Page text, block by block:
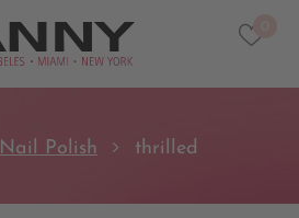
Nail Polish thrilled